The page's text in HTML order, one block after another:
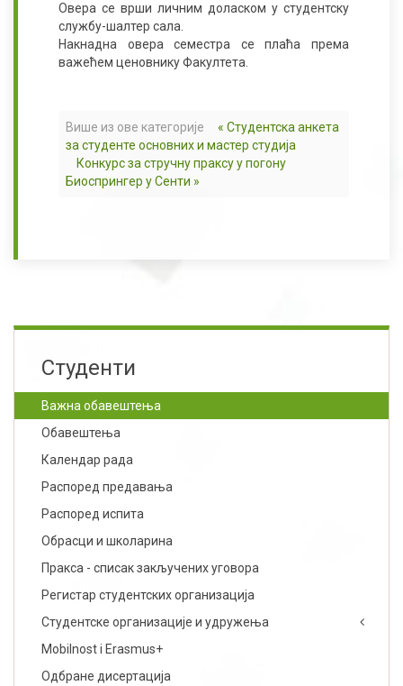
Овера се врши личним доласком у студентску
службу-шалтер сала.
Накнадна овера семестра се плаћа према
важећем ценовнику Факултета.
Више из ове категорије
« Студентска анкета
за студенте основних и мастер студија
Конкурс за стручну праксу у погону
Биоспрингер у Сенти »
Студенти
Важна обавештења
Обавештења
Календар рада
Распоред предавања
Распоред испита
Обрасци и школарина
Пракса - списак закључених уговора
Регистар студентских организација
Студентске организације и удружења
Mobilnost i Erasmus+
Одбране дисертација